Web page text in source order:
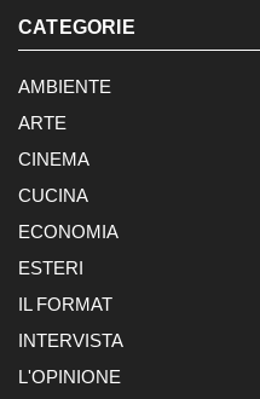
CATEGORIE
AMBIENTE
ARTE
CINEMA
CUCINA
ECONOMIA
ESTERI
IL FORMAT
INTERVISTA
L'OPINIONE